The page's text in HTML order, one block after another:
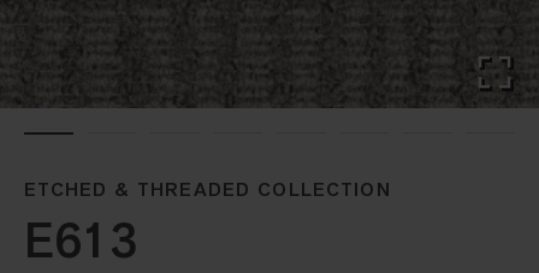
ETCHED & THREADED COLLECTION
E613